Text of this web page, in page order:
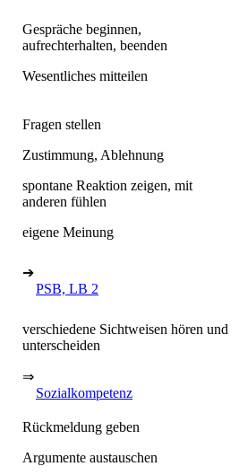
Gespräche beginnen,
aufrechterhalten, beenden
Wesentliches mitteilen
Fragen stellen
Zustimmung, Ablehnung
spontane Reaktion zeigen, mit
anderen fühlen
eigene Meinung
➔
PSB, LB 2
verschiedene Sichtweisen hören und
unterscheiden
⇒
Sozialkompetenz
Rückmeldung geben
Argumente austauschen